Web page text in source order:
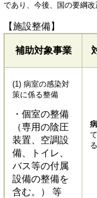
であり、今後、国の要綱改
【施設整備】
補助対象事業
(1) 病室の感染対
策に係る整備
・個室の整備
（専用の陰圧
装置、空調設
備、トイレ、
バス等の付属
設備の整備を
含む。） 等